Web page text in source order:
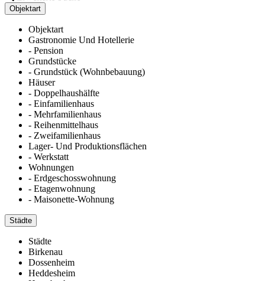
Objektart
Objektart
Gastronomie Und Hotellerie
- Pension
Grundstücke
- Grundstück (Wohnbebauung)
Häuser
- Doppelhaushälfte
- Einfamilienhaus
- Mehrfamilienhaus
- Reihenmittelhaus
- Zweifamilienhaus
Lager- Und Produktionsflächen
- Werkstatt
Wohnungen
- Erdgeschosswohnung
- Etagenwohnung
- Maisonette-Wohnung
Städte
Städte
Birkenau
Dossenheim
Heddesheim